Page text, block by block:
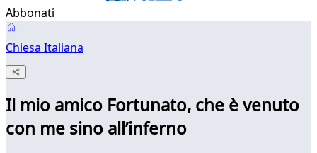
Abbonati
Chiesa Italiana
Il mio amico Fortunato, che è venuto
con me sino all’inferno